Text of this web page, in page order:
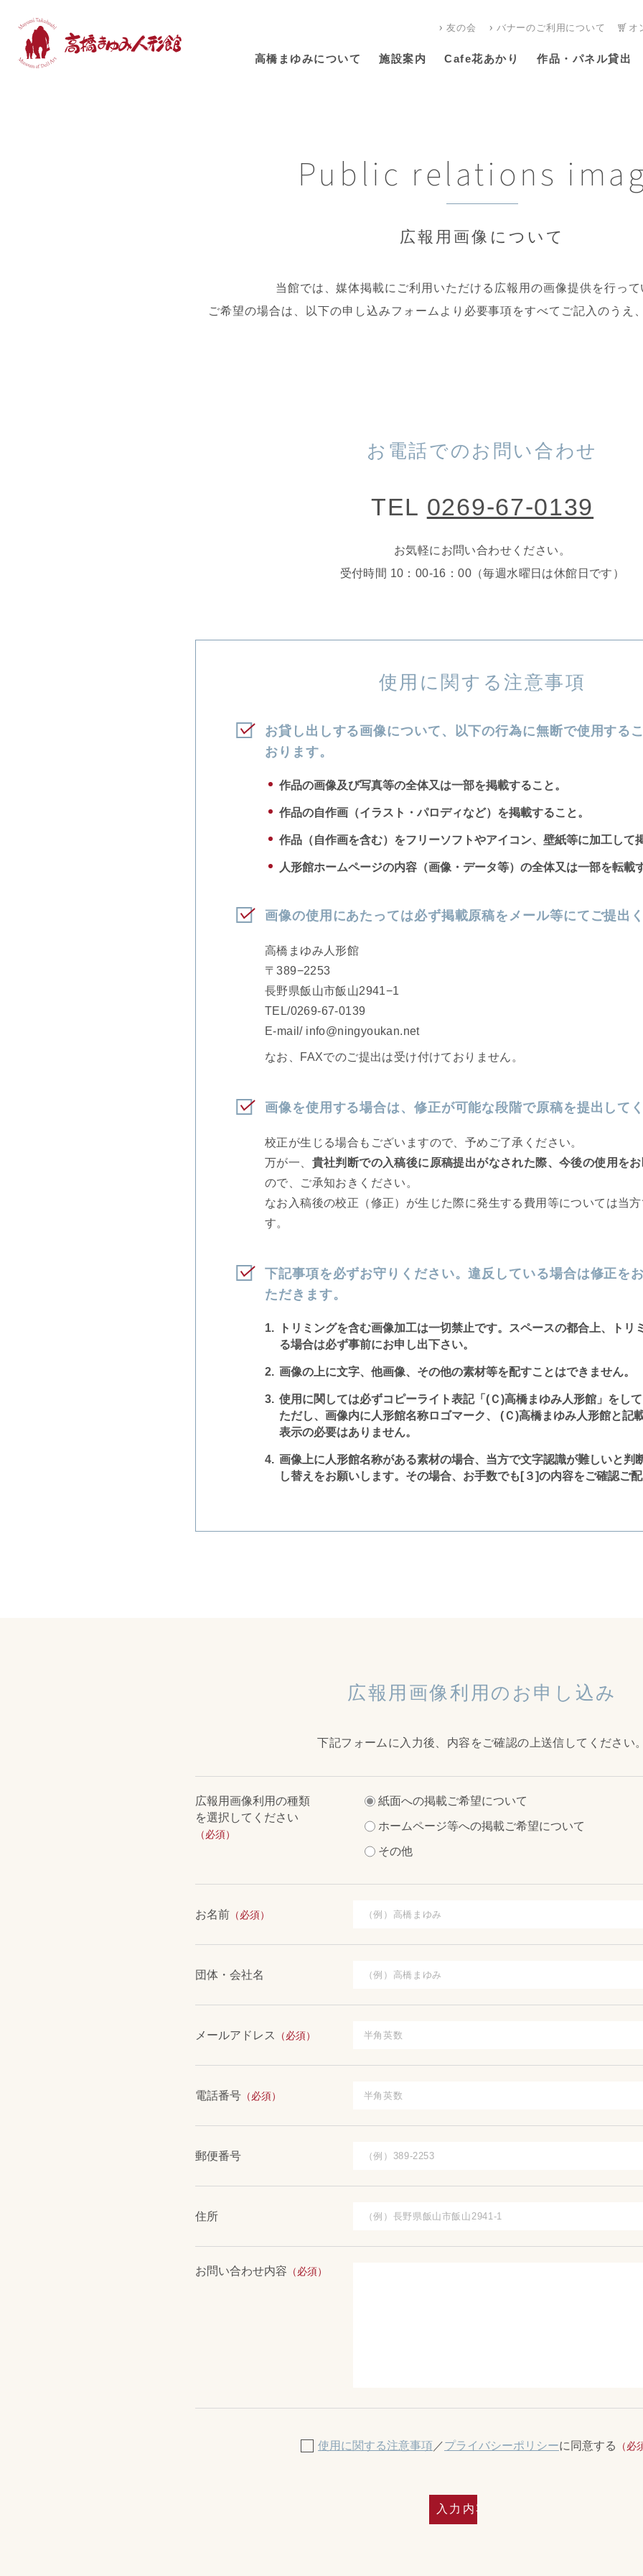
⾼橋まゆみについて 施設案内 Cafe花あかり 作品・パネル貸出
友の会 バナーのご利⽤について オ
Public relations
広報用画像について
当館では、媒体掲載にご利用いただける広報用の画像提供を行っ
ご希望の場合は、以下の申し込みフォームより必要事項をすべてご記入のうえ
お電話でのお問い合わせ
TEL 0269-67-0139
お気軽にお問い合わせください。
受付時間 10：00-16：00（毎週水曜日は休館日です）
使用に関する注意事項
お貸し出しする画像について、以下の行為に無断で使用する
おります。
作品の画像及び写真等の全体又は一部を掲載すること。
作品の自作画（イラスト・パロディなど）を掲載すること。
作品（自作画を含む）をフリーソフトやアイコン、壁紙等に加工して
人形館ホームページの内容（画像・データ等）の全体又は一部を転載
画像の使用にあたっては必ず掲載原稿をメール等にてご提出
高橋まゆみ人形館
〒389−2253
長野県飯山市飯山2941−1
TEL/0269-67-0139
E-mail/ info@ningyoukan.net
なお、FAXでのご提出は受け付けておりません。
画像を使用する場合は、修正が可能な段階で原稿を提出して
校正が生じる場合もございますので、予めご了承ください。
万が一、 貴社判断での入稿後に原稿提出がなされた際、今後の使用を
ので、ご承知おきください。
なお入稿後の校正（修正）が生じた際に発生する費用等については当
す。
下記事項を必ずお守りください。違反している場合は修正を
ただきます。
トリミングを含む画像加工は一切禁止です。スペースの都合上、トリ
る場合は必ず事前にお申し出下さい。
画像の上に文字、他画像、その他の素材等を配すことはできません。
使用に関しては必ずコピーライト表記「(Ｃ)高橋まゆみ人形館」をし
ただし、画像内に人形館名称ロゴマーク、 (Ｃ)高橋まゆみ人形館と記
表示の必要はありません。
画像上に人形館名称がある素材の場合、当方で文字認識が難しいと判
し替えをお願いします。その場合、お手数でも[３]の内容をご確認ご
広報用画像利用のお申し込み
下記フォームに入力後、 内容をご確認の上送信してください
広報用画像利用の種類
を選択してください
（必須）
紙面への掲載ご希望について
ホームページ等への掲載ご希望について
その他
お名前 （必須）
団体・会社名
メールアドレス （必須）
電話番号 （必須）
郵便番号
住所
お問い合わせ内容 （必須）
使用に関する注意事項 ／プライバシーポリシーに同意する （必